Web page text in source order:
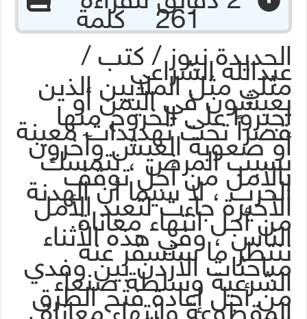
261 كلمة
الحديدة نيوز / كتب /
عبدالله الشراعي
مثلي مثل الملايين الذين
يعيشون في اليمن أو
اجبروا على الخروج منها
قصراً تحت تهديدات معينة
أو صعوبة العيش وآخرون
بسبب المرض ، نتمسك
بالأمل من أجل توقف
الحرب ، لا سيما أن الهدنة
الأخيرة جاءت لتعيد الأمل
من أجل انتهاء معاناة
الناس ، وفي هذه الأثناء
ننتظر ما ستسفر عنه
مباحثات الأردن بين وفدي
الشرعية وسلطة صنعاء
من أجل إعادة فتح الطرق